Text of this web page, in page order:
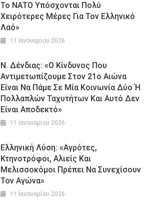
Το ΝΑΤΟ Υπόσχονται Πολύ
Χειρότερες Μέρες Για Τον Ελληνικό
Λαό»
11 Ιανουαρίου 2026
Ν. Δένδιας: «Ο Κίνδυνος Που
Αντιμετωπίζουμε Στον 21ο Αιώνα
Είναι Να Πάμε Σε Μία Κοινωνία Δύο Ή
Πολλαπλών Ταχυτήτων Και Αυτό Δεν
Είναι Αποδεκτό»
11 Ιανουαρίου 2026
Ελληνική Λύση: «Αγρότες,
Κτηνοτρόφοι, Αλιείς Και
Μελισσοκόμοι Πρέπει Να Συνεχίσουν
Τον Αγώνα»
11 Ιανουαρίου 2026